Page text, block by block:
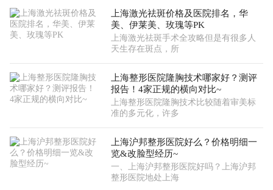
上海激光祛斑价格及医院排名，华
美、伊莱美、玫瑰等PK
上海激光祛斑手术全攻略但是有很多人
天生存在斑点，所
上海整形医院隆胸技术哪家好？测评
报告！4家正规的横向对比~
上海整形医院隆胸技术比较随着审美标
准的多元化，许多
上海沪邦整形医院好么？价格明细一
览&改脸型经历~
一、上海沪邦整形医院好吗？上海沪邦
整形医院地处上海